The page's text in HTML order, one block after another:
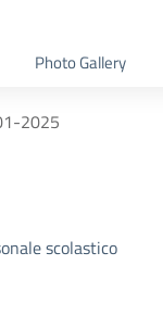
Photo Gallery
2025
scolastico